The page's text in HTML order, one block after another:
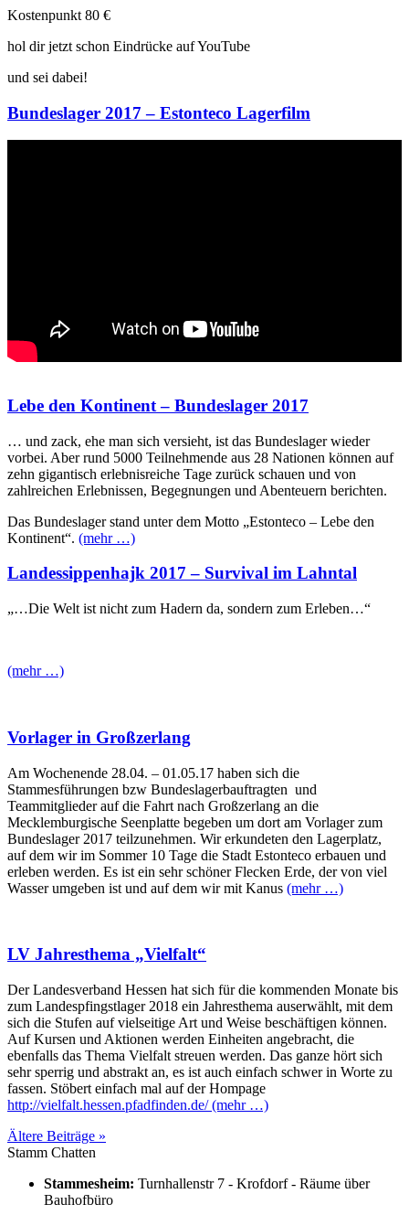
Kostenpunkt 80 €
hol dir jetzt schon Eindrücke auf YouTube
und sei dabei!
Bundeslager 2017 – Estonteco Lagerfilm
Lebe den Kontinent – Bundeslager 2017
… und zack, ehe man sich versieht, ist das Bundeslager wieder
vorbei. Aber rund 5000 Teilnehmende aus 28 Nationen können auf
zehn gigantisch erlebnisreiche Tage zurück schauen und von
zahlreichen Erlebnissen, Begegnungen und Abenteuern berichten.
Das Bundeslager stand unter dem Motto „Estonteco – Lebe den
Kontinent“. (mehr …)
Landessippenhajk 2017 – Survival im Lahntal
„…Die Welt ist nicht zum Hadern da, sondern zum Erleben…“
(mehr …)
Vorlager in Großzerlang
Am Wochenende 28.04. – 01.05.17 haben sich die
Stammesführungen bzw Bundeslagerbauftragten und
Teammitglieder auf die Fahrt nach Großzerlang an die
Mecklemburgische Seenplatte begeben um dort am Vorlager zum
Bundeslager 2017 teilzunehmen. Wir erkundeten den Lagerplatz,
auf dem wir im Sommer 10 Tage die Stadt Estonteco erbauen und
erleben werden. Es ist ein sehr schöner Flecken Erde, der von viel
Wasser umgeben ist und auf dem wir mit Kanus (mehr …)
LV Jahresthema „Vielfalt“
Der Landesverband Hessen hat sich für die kommenden Monate bis
zum Landespfingstlager 2018 ein Jahresthema auserwählt, mit dem
sich die Stufen auf vielseitige Art und Weise beschäftigen können.
Auf Kursen und Aktionen werden Einheiten angebracht, die
ebenfalls das Thema Vielfalt streuen werden. Das ganze hört sich
sehr sperrig und abstrakt an, es ist auch einfach schwer in Worte zu
fassen. Stöbert einfach mal auf der Hompage
http://vielfalt.hessen.pfadfinden.de/(mehr …)
Ältere Beiträge »
Stamm Chatten
Stammesheim: Turnhallenstr 7 - Krofdorf - Räume über
Bauhofbüro